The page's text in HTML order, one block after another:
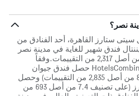
نصر؟
سيتى ستارز القاهرة، أحد الفنادق من
فندق شهير للغاية في مدينة نصر
حصل على تصنيف 8.9 من أصل 2,317 من التقييمات.وفقاً
لتعليقات مستخدمي HotelsCombined حصل فندق جيوان
القاهرة (على تصنيف 8.1 من أصل 2,835 من التقييمات) وحصل
برادايز هوم - سيتي ستارز (على تصنيف 7.4 من أصل 693 من